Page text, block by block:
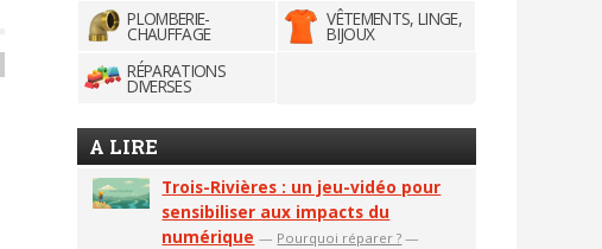
PLOMBERIE-
CHAUFFAGE
VÊTEMENTS, LINGE,
BIJOUX
RÉPARATIONS
DIVERSES
A LIRE
Trois-Rivières : un jeu-vidéo pour
sensibiliser aux impacts du
numérique — Pourquoi réparer ? —